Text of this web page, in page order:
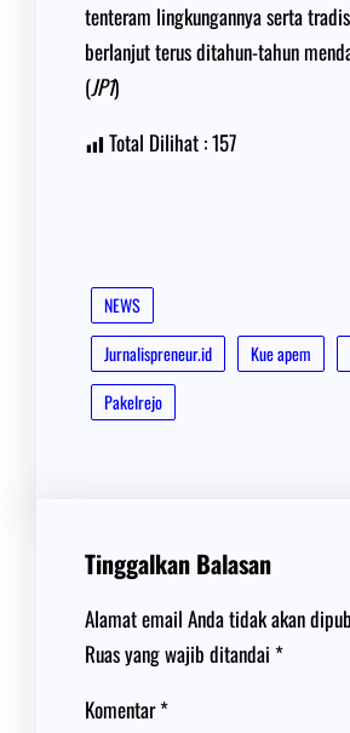
tenteram lingkungannya serta
berlanjut terus ditahun-tahun
(JP1)
Total Dilihat :157
NEWS
Jurnalispreneur.id
Kue apem
Pakelrejo
Tinggalkan Balasan
Alamat email Anda tidak akan
Ruas yang wajib ditandai *
Komentar*